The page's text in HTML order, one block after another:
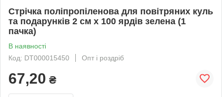
Стрічка поліпропіленова для повітряних куль
та подарунків 2 см х 100 ярдів зелена (1
пачка)
В наявності
Код: DT000015450
Опт і роздріб
67,20 ₴